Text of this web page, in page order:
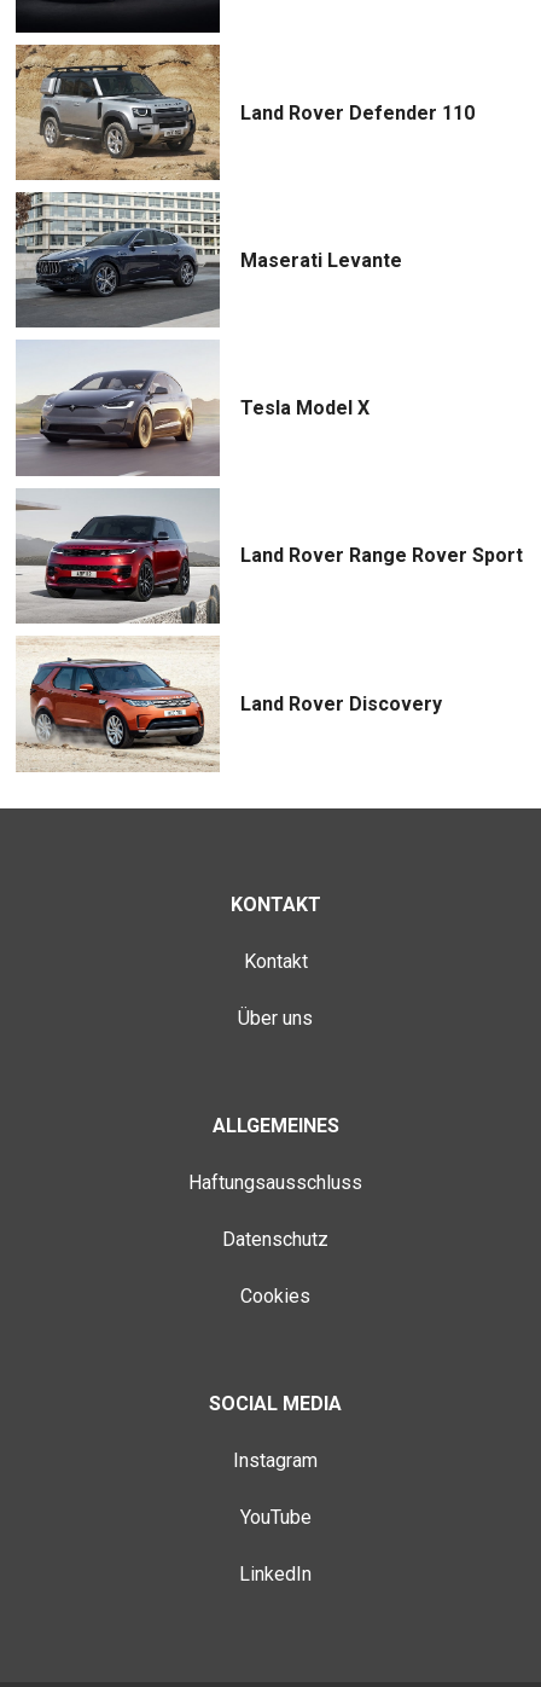
Land Rover Defender 110
Maserati Levante
Tesla Model X
Land Rover Range Rover Sport
Land Rover Discovery
KONTAKT
Kontakt
Über uns
ALLGEMEINES
Haftungsausschluss
Datenschutz
Cookies
SOCIAL MEDIA
Instagram
YouTube
LinkedIn